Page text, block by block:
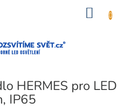
HERMES pro LED
IP65